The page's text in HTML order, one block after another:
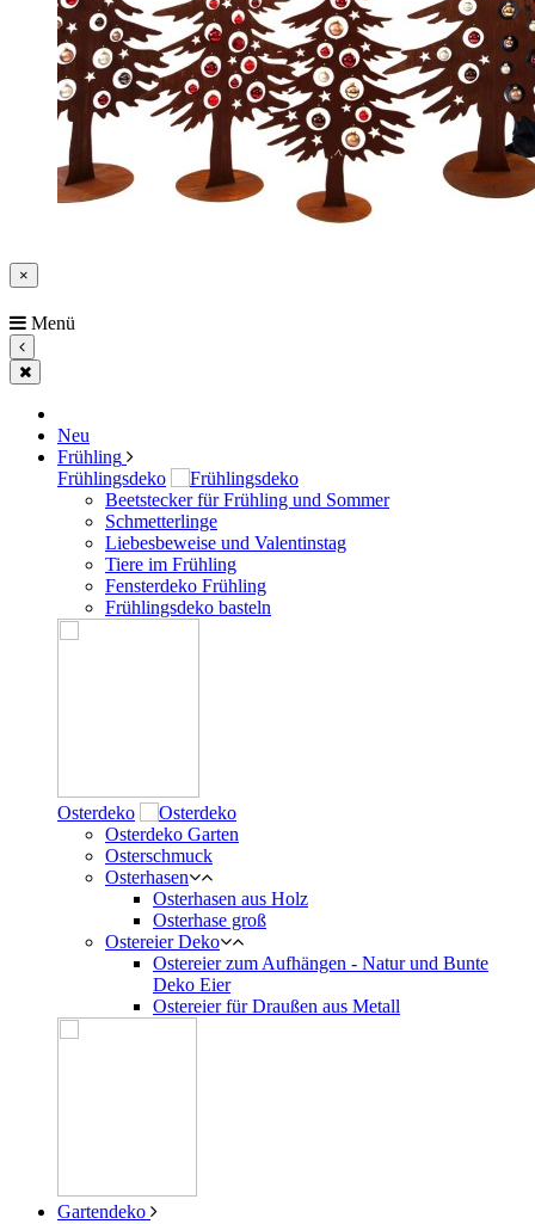
×
Menü
Neu
Frühling
Frühlingsdeko
Beetstecker für Frühling und Sommer
Schmetterlinge
Liebesbeweise und Valentinstag
Tiere im Frühling
Fensterdeko Frühling
Frühlingsdeko basteln
Osterdeko
Osterdeko Garten
Osterschmuck
Osterhasen
Osterhasen aus Holz
Osterhase groß
Ostereier Deko
Ostereier zum Aufhängen - Natur und Bunte
Deko Eier
Ostereier für Draußen aus Metall
Gartendeko